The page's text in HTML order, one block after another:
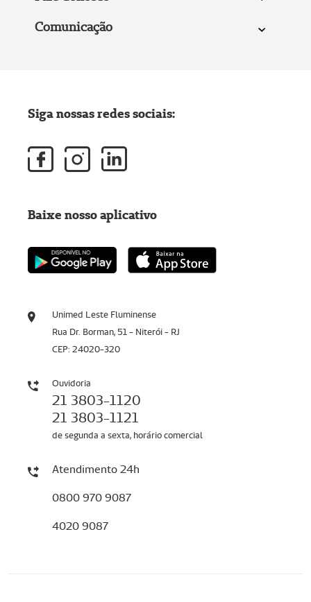
Comunicação
Unimed Leste Fluminense
Rua Dr. Borman, 51 - Niterói - RJ
CEP: 24020-320
Ouvidoria
21 3803-1120
21 3803-1121
de segunda a sexta, horário comercial
Atendimento 24h
0800 970 9087
4020 9087
Siga nossas redes sociais:
Baixe nosso aplicativo